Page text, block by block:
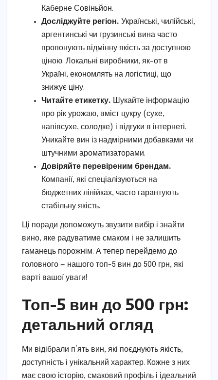
Каберне Совіньйон.
Досліджуйте регіон. Українські, чилійські,
аргентинські чи грузинські вина часто
пропонують відмінну якість за доступною
ціною. Локальні виробники, як-от в
Україні, економлять на логістиці, що
знижує ціну.
Читайте етикетку. Шукайте інформацію
про рік урожаю, вміст цукру (сухе,
напівсухе, солодке) і відгуки в інтернеті.
Уникайте вин із надмірними добавками чи
штучними ароматизаторами.
Довіряйте перевіреним брендам.
Компанії, які спеціалізуються на
бюджетних лінійках, часто гарантують
стабільну якість.
Ці поради допоможуть звузити вибір і знайти
вино, яке радуватиме смаком і не залишить
гаманець порожнім. А тепер перейдемо до
головного — нашого топ-5 вин до 500 грн, які
варті вашої уваги!
Топ-5 вин до 500 грн:
детальний огляд
Ми відібрали п’ять вин, які поєднують якість,
доступність і унікальний характер. Кожне з них
має свою історію, смаковий профіль і ідеальний